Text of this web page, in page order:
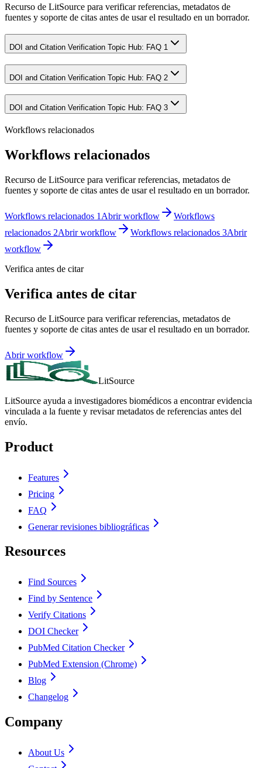
Recurso de LitSource para verificar referencias, metadatos de
fuentes y soporte de citas antes de usar el resultado en un borrador.
DOI and Citation Verification Topic Hub: FAQ 1
DOI and Citation Verification Topic Hub: FAQ 2
DOI and Citation Verification Topic Hub: FAQ 3
Workflows relacionados
Workflows relacionados
Recurso de LitSource para verificar referencias, metadatos de
fuentes y soporte de citas antes de usar el resultado en un borrador.
Workflows relacionados 1 Abrir workflow
Workflows
relacionados 2Abrir workflow Workflows relacionados 3Abrir
workflow
Verifica antes de citar
Verifica antes de citar
Recurso de LitSource para verificar referencias, metadatos de
fuentes y soporte de citas antes de usar el resultado en un borrador.
Abrir workflow
LitSource
LitSource ayuda a investigadores biomédicos a encontrar evidencia
vinculada a la fuente y revisar metadatos de referencias antes del
envío.
Product
Features
Pricing
FAQ
Generar revisiones bibliográficas
Resources
Find Sources
Find by Sentence
Verify Citations
DOI Checker
PubMed Citation Checker
PubMed Extension (Chrome)
Blog
Changelog
Company
About Us